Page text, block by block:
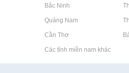
Rao vặt tại Bắc Ninh Rao vặt tại
Rao vặt tại Quảng Nam Rao vặt tại
Rao vặt tại Cần Thơ Rao vặt tại
Rao vặt tại Các tỉnh miền nam khác